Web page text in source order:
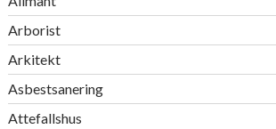
Arborist
Arkitekt
Asbestsanering
Attefallshus